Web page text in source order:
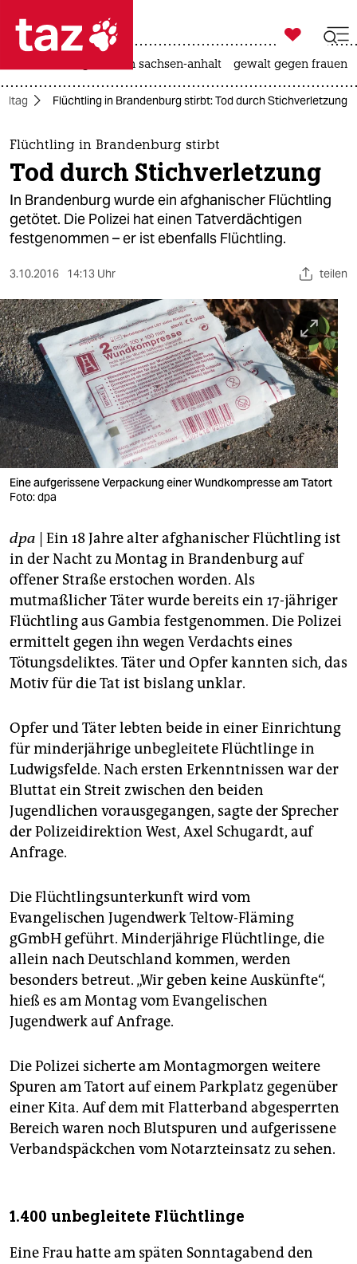
 taz zahl ich
taz zahl ich
themen
politik
öko
gesellschaft
sport
berlin
nord
wahrheit
verlag
verlag
veranstaltungen
shop
fragen & hilfe
unterstützen
abo
genossenschaft
epaper login

taz zahl ich
landtagswahl in sachsen-anhalt gewalt gegen frauen
Alltag Flüchtling in Brandenburg stirbt: Tod durch Stichverletzung
Flüchtling in Brandenburg stirbt
Tod durch Stichverletzung
In Brandenburg wurde ein afghanischer Flüchtling
getötet. Die Polizei hat einen Tatverdächtigen
festgenommen – er ist ebenfalls Flüchtling.
3.10.2016 14:13 Uhr teilen
Eine aufgerissene Verpackung einer Wundkompresse am Tatort
Foto: dpa
dpa | Ein 18 Jahre alter afghanischer Flüchtling ist
in der Nacht zu Montag in Brandenburg auf
offener Straße erstochen worden. Als
mutmaßlicher Täter wurde bereits ein 17-jähriger
Flüchtling aus Gambia festgenommen. Die Polizei
ermittelt gegen ihn wegen Verdachts eines
Tötungsdeliktes. Täter und Opfer kannten sich, das
Motiv für die Tat ist bislang unklar.
Opfer und Täter lebten beide in einer Einrichtung
für minderjährige unbegleitete Flüchtlinge in
Ludwigsfelde. Nach ersten Erkenntnissen war der
Bluttat ein Streit zwischen den beiden
Jugendlichen vorausgegangen, sagte der Sprecher
der Polizeidirektion West, Axel Schugardt, auf
Anfrage.
Die Flüchtlingsunterkunft wird vom
Evangelischen Jugendwerk Teltow-Fläming
gGmbH geführt. Minderjährige Flüchtlinge, die
allein nach Deutschland kommen, werden
besonders betreut. „Wir geben keine Auskünfte“,
hieß es am Montag vom Evangelischen
Jugendwerk auf Anfrage.
Die Polizei sicherte am Montagmorgen weitere
Spuren am Tatort auf einem Parkplatz gegenüber
einer Kita. Auf dem mit Flatterband abgesperrten
Bereich waren noch Blutspuren und aufgerissene
Verbandspäckchen vom Notarzteinsatz zu sehen.
1.400 unbegleitete Flüchtlinge
Eine Frau hatte am späten Sonntagabend den